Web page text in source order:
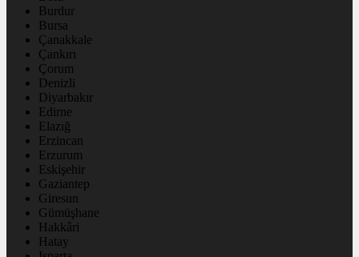
Burdur
Bursa
Çanakkale
Çankırı
Çorum
Denizli
Diyarbakır
Edirne
Elazığ
Erzincan
Erzurum
Eskişehir
Gaziantep
Giresun
Gümüşhane
Hakkâri
Hatay